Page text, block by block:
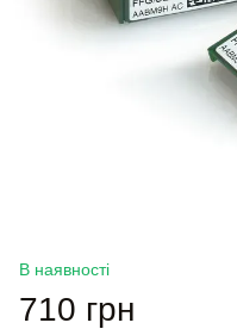
В наявності
710 грн